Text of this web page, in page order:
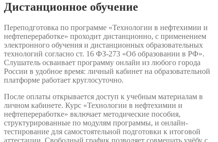
Дистанционное обучение
Переподготовка по программе «Технологии в нефтехимии и
нефтепереработке» проходит дистанционно, с применением
электронного обучения и дистанционных образовательных
технологий согласно ст. 16 ФЗ-273 «Об образовании в РФ».
Слушатель осваивает программу онлайн из любого города
России в удобное время: личный кабинет на образовательной
платформе работает круглосуточно.
После оплаты открывается доступ к учебным материалам в
личном кабинете. Курс «Технологии в нефтехимии и
нефтепереработке» включает методические пособия,
структурированные по модулям программы, и онлайн-
тестирование для самостоятельной подготовки к итоговой